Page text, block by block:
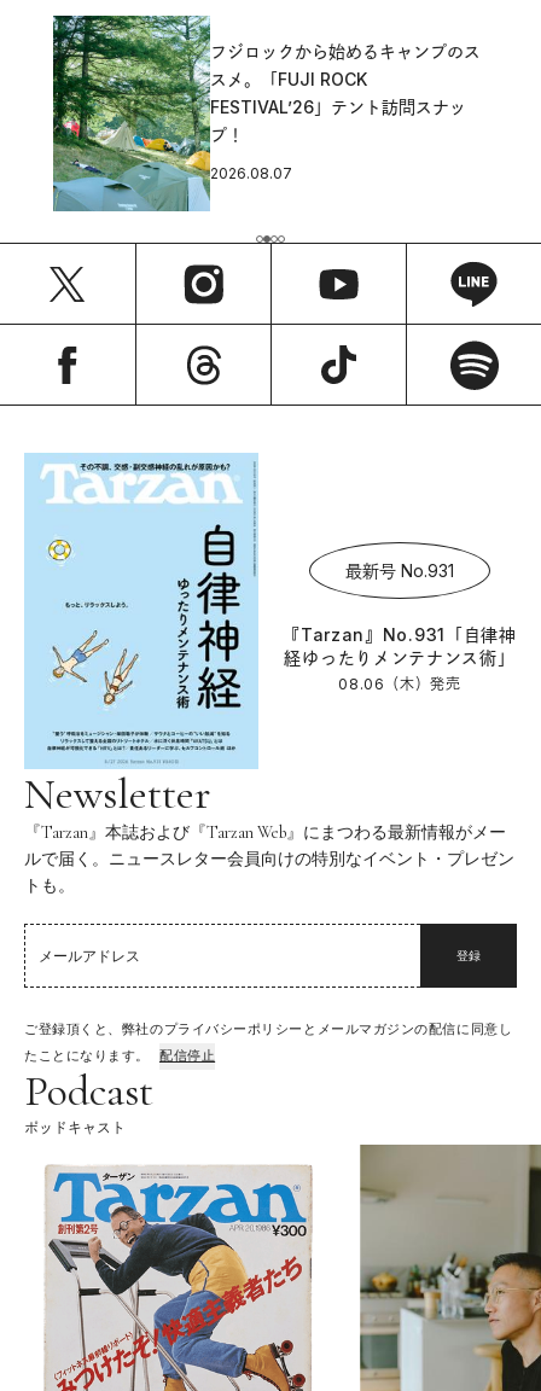
フジロックから始めるキャンプのス
スメ。「FUJI ROCK
FESTIVAL’26」テント訪問スナッ
プ！
2026.08.07
最新号 No.931
『Tarzan』No.931「自律神
経ゆったりメンテナンス術」
08.06（木）発売
Newsletter
『Tarzan』本誌および『Tarzan Web』にまつわる最新情報がメー
ルで届く。ニュースレター会員向けの特別なイベント・プレゼン
トも。
登録
ご登録頂くと、弊社のプライバシーポリシーとメールマガジンの配信に同意し
たことになります。
配信停止
Podcast
ポッドキャスト